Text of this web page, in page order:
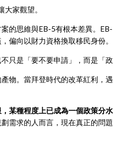
家觀望。
的思維與EB-5有根本差異。
偏向以財力資格換取移民身份。
只是「要不要申請」，而是「政
物。當拜登時代的改革紅利，
某種程度上已成為一個政策分
需求的人而言，現在真正的問